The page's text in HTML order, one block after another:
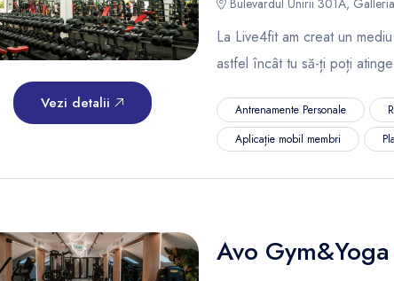
Vezi detalii
Bulevardul Unirii 301A,
La Live4fit am creat un
astfel încât tu să-ți poți
Antrenamente Personale
Aplicație mobil membri
Avo Gym&Yoga